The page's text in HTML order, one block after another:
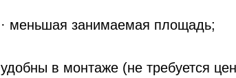
· меньшая занимаемая площадь;
удобны в монтаже (не требуется